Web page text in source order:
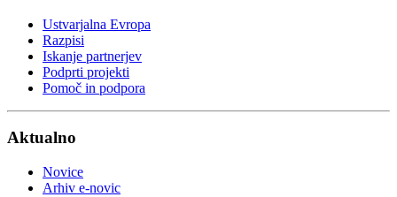
Ustvarjalna Evropa
Razpisi
Iskanje partnerjev
Podprti projekti
Pomoč in podpora
Aktualno
Novice
Arhiv e-novic